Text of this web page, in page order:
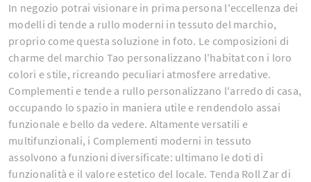
In negozio potrai visionare in prima persona l'eccellenza dei
modelli di tende a rullo moderni in tessuto del marchio,
proprio come questa soluzione in foto. Le composizioni di
charme del marchio Tao personalizzano l'habitat con i loro
colori e stile, ricreando peculiari atmosfere arredative.
Complementi e tende a rullo personalizzano l'arredo di casa,
occupando lo spazio in maniera utile e rendendolo assai
funzionale e bello da vedere. Altamente versatili e
multifunzionali, i Complementi moderni in tessuto
assolvono a funzioni diversificate: ultimano le doti di
funzionalità e il valore estetico del locale. Tenda Roll Zar di